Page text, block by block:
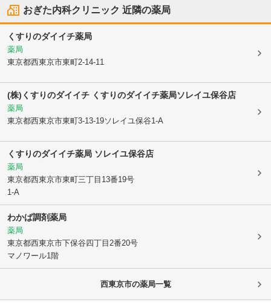
おぎた内科クリニック 近隣の薬局
くすりのダイイチ薬局
薬局
東京都西東京市東町2-14-11
(株)くすりのダイイチ くすりのダイイチ薬局ソレイユ保谷店
薬局
東京都西東京市東町3-13-19ソレイユ保谷1-A
くすりのダイイチ薬局 ソレイユ保谷店
薬局
東京都西東京市東町三丁目13番19号
1-A
わかば調剤薬局
薬局
東京都西東京市下保谷四丁目2番20号
マノワール1階
西東京市の薬局一覧